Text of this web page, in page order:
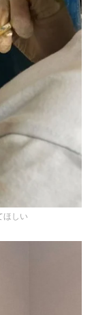
ほしい